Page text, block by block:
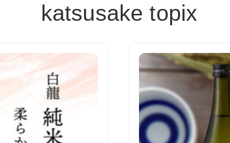
katsusake topix